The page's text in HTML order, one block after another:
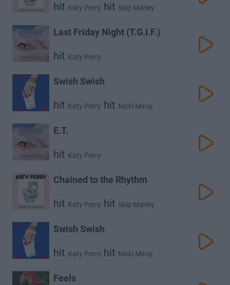
hit Katy Perry hit Skip Marley
Last Friday Night (T.G.I.F.)
hit Katy Perry
Swish Swish
hit Katy Perry hit Nicki Minaj
E.T.
hit Katy Perry
Chained to the Rhythm
hit Katy Perry hit Skip Marley
Swish Swish
hit Katy Perry hit Nicki Minaj
Feels